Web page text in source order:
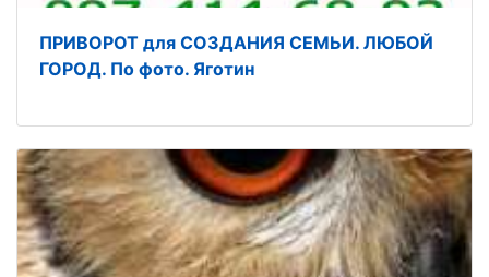
ПРИВОРОТ для СОЗДАНИЯ СЕМЬИ. ЛЮБОЙ
ГОРОД. По фото. Яготин